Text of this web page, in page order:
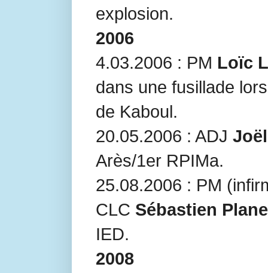
explosion.
2006
4.03.2006 : PM Loïc
dans une fusillade
de Kaboul.
20.05.2006 : ADJ
Arès/1er RPIMa.
25.08.2006 : PM
CLC Sébastien
IED.
2008